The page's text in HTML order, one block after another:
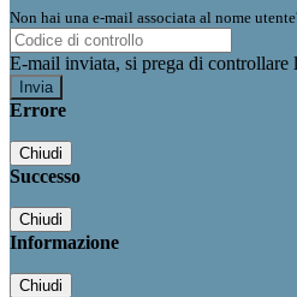
Non hai una e-mail associata al nome
E-mail inviata, si prega di controllare
Errore
Chiudi
Successo
Chiudi
Informazione
Chiudi